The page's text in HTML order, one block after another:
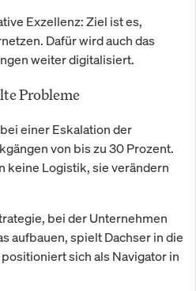
Exzellenz: Ziel ist es,
Dafür wird auch das
weiter digitalisiert.
Probleme
einer Eskalation der
von bis zu 30 Prozent.
keine Logistik, sie verändern
bei der Unternehmen
aufbauen, spielt Dachser in die
sich als Navigator in